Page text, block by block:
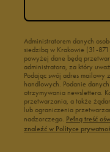
Administratorem danych
siedzibą w Krakowie (31-
powyżej dane będą
administratora, za który
Podając swój adres
handlowych. Podanie
otrzymywania newslettera.
przetwarzania, a także
lub ograniczenia
nadzorczego. Pełną treść
znaleźć w Polityce